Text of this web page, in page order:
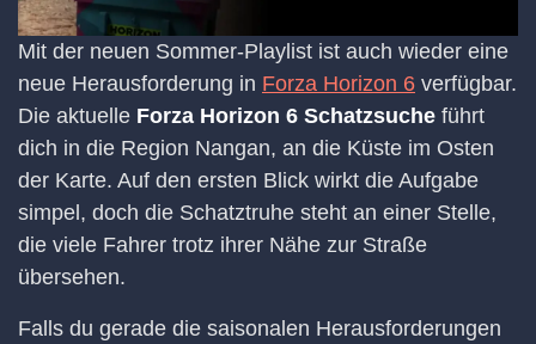
Mit der neuen Sommer-Playlist ist auch wieder eine
neue Herausforderung in Forza Horizon 6 verfügbar.
Die aktuelle Forza Horizon 6 Schatzsuche führt
dich in die Region Nangan, an die Küste im Osten
der Karte. Auf den ersten Blick wirkt die Aufgabe
simpel, doch die Schatztruhe steht an einer Stelle,
die viele Fahrer trotz ihrer Nähe zur Straße
übersehen.
Falls du gerade die saisonalen Herausforderungen